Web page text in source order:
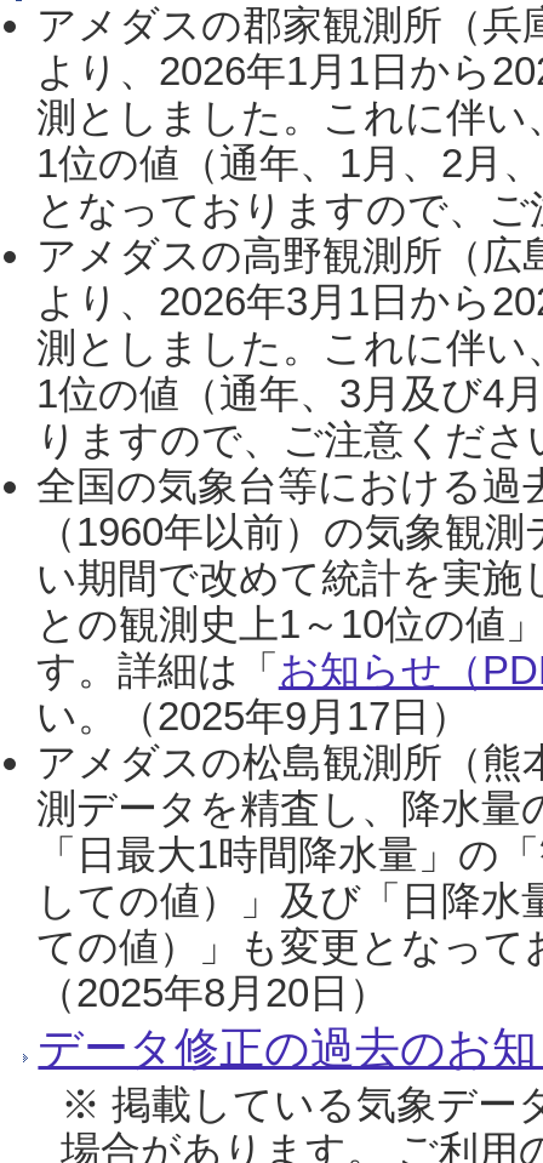
アメダスの郡家観測所（
より、2026年1月1日から
測としました。これに伴い
1位の値（通年、1月、2月
となっておりますので、
アメダスの高野観測所（
より、2026年3月1日から
測としました。これに伴い
1位の値（通年、3月及び4
りますので、ご注意くだ
全国の気象台等における過
（1960年以前）の気象観
い期間で改めて統計を実
との観測史上1～10位の値
す。詳細は「 お知らせ（
い。（2025年9月17日）
アメダスの松島観測所（熊
測データを精査し、降水
「日最大1時間降水量」の
しての値）」及び「日降
ての値）」も変更となっ
（2025年8月20日）
データ修正の過去のお
※ 掲載している気象デー
場合があります。 ご利用